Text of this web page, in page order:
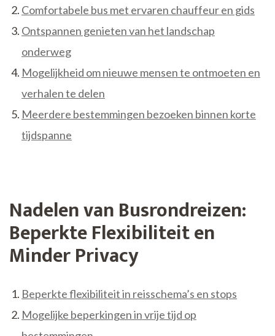
Comfortabele bus met ervaren chauffeur en gids
Ontspannen genieten van het landschap
onderweg
Mogelijkheid om nieuwe mensen te ontmoeten en
verhalen te delen
Meerdere bestemmingen bezoeken binnen korte
tijdspanne
Nadelen van Busrondreizen:
Beperkte Flexibiliteit en
Minder Privacy
Beperkte flexibiliteit in reisschema’s en stops
Mogelijke beperkingen in vrije tijd op